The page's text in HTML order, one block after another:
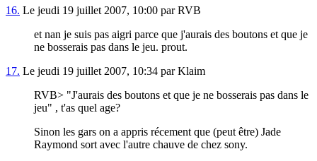
16. Le jeudi 19 juillet 2007, 10:00 par RVB
et nan je suis pas aigri parce que j'aurais des boutons et que je
ne bosserais pas dans le jeu. prout.
17. Le jeudi 19 juillet 2007, 10:34 par Klaim
RVB> "J'aurais des boutons et que je ne bosserais pas dans le
jeu" , t'as quel age?
Sinon les gars on a appris récement que (peut être) Jade
Raymond sort avec l'autre chauve de chez sony.